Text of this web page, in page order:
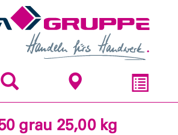
grau 25,00 kg